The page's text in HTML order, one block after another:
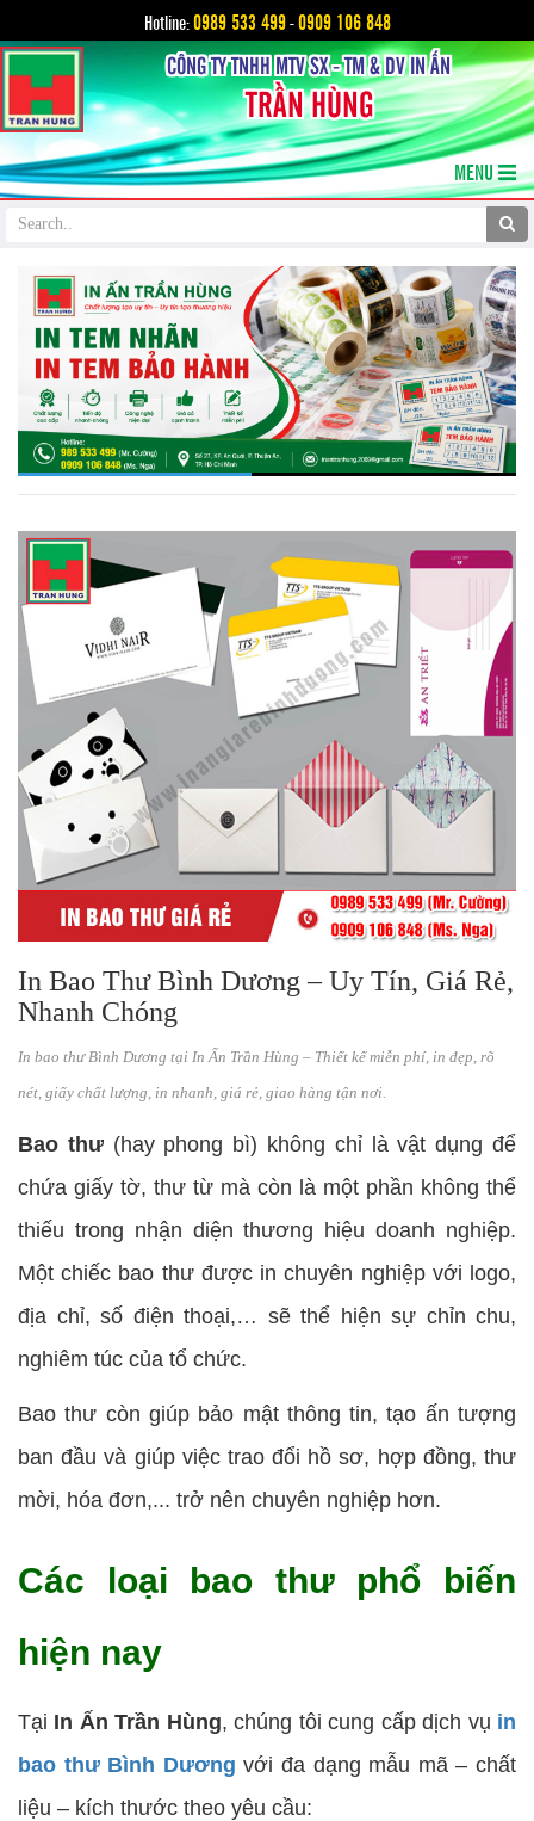
Hotline:0989 533 499-0909 106 848
CÔNG TY TNHH MTV SX - TM & DV IN ẤN
TRẦN HÙNG
MENU
In Bao Thư Bình Dương – Uy Tín, Giá Rẻ,
Nhanh Chóng
In bao thư Bình Dương tại In Ấn Trần Hùng – Thiết kế miễn phí, in đẹp, rõ
nét, giấy chất lượng, in nhanh, giá rẻ, giao hàng tận nơi.
Bao thư(hay phong bì) không chỉ là vật dụng để
chứa giấy tờ, thư từ mà còn là một phần không thể
thiếu trong nhận diện thương hiệu doanh nghiệp.
Một chiếc bao thư được in chuyên nghiệp với logo,
địa chỉ, số điện thoại,… sẽ thể hiện sự chỉn chu,
nghiêm túc của tổ chức.
Bao thư còn giúp bảo mật thông tin, tạo ấn tượng
ban đầu và giúp việc trao đổi hồ sơ, hợp đồng, thư
mời, hóa đơn,... trở nên chuyên nghiệp hơn.
Các loại bao thư phổ biến
hiện nay
Tại In Ấn Trần Hùng, chúng tôi cung cấp dịch vụ in
bao thư Bình Dương với đa dạng mẫu mã – chất
liệu – kích thước theo yêu cầu: